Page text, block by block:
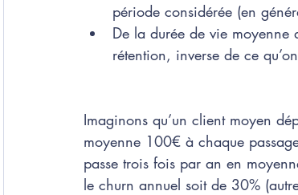
période considérée (en
De la durée de vie moyenne
rétention, inverse de ce
Imaginons qu’un client moyen
moyenne 100€ à chaque
passe trois fois par an en
le churn annuel soit de 30%